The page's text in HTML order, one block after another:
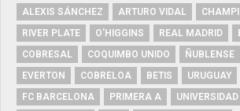
ALEXIS SÁNCHEZ
ARTURO VIDAL
RIVER PLATE
O'HIGGINS REAL MADRID
COBRESAL
COQUIMBO UNIDO ÑUBLENSE
EVERTON
COBRELOA BETIS URUGUAY
FC BARCELONA
PRIMERA A